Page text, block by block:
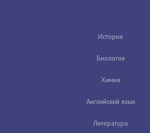
История
Биология
Химия
Английский язык
Литература